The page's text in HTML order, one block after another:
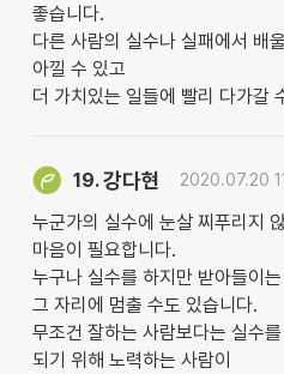
좋습니다.
다른 사람의 실수나 실패에서 배
아낄 수 있고
더 가치있는 일들에 빨리 다가갈
19.강다현 2020.07.20
누군가의 실수에 눈살 찌푸리지
마음이 필요합니다.
누구나 실수를 하지만 받아들이
그 자리에 멈출 수도 있습니다.
무조건 잘하는 사람보다는 실수
되기 위해 노력하는 사람이